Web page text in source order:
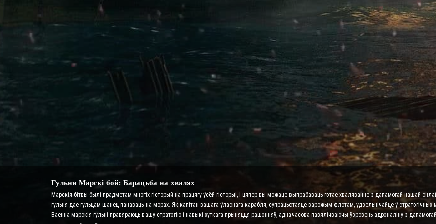
Гульня Марскі бой: Барацьба на хвалях
Марскія бітвы былі прадметам многіх гісторый на працягу ўсёй гісторыі, і цяпер вы можаце выпрабаваць гэтае хваляванне з дапамогай нашай
гульня дае гульцам шанец панаваць на морах. Як капітан вашага ўласнага карабля, супрацьстаяце варожым флотам, удзельнічайце ў стратэгічных
Ваенна-марскія гульні правяраюць вашу стратэгію і навыкі хуткага прыняцця рашэнняў, адначасова павялічваючы ўзровень адрэналіну з